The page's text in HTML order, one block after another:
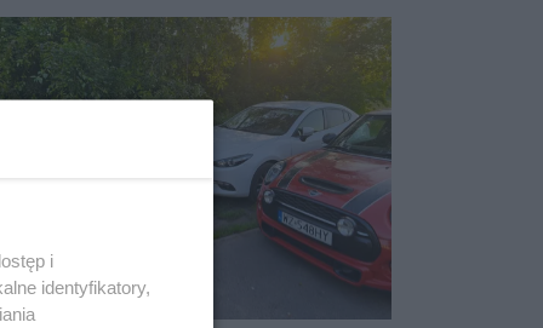
i
identyfikatory,